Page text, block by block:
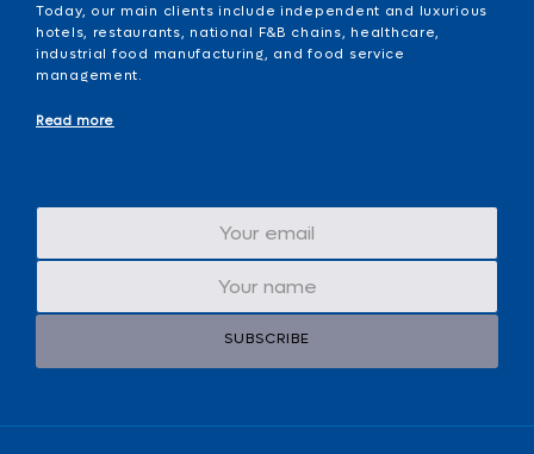
Today, our main clients include independent and luxurious
hotels, restaurants, national F&B chains, healthcare,
industrial food manufacturing, and food service
management.
Read more
SUBSCRIBE